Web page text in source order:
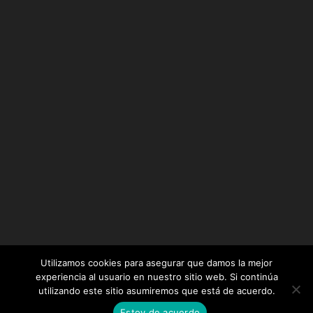
Diseñado por Elegant Themes| Desarrollado por
Utilizamos cookies para asegurar que damos la mejor
experiencia al usuario en nuestro sitio web. Si continúa
utilizando este sitio asumiremos que está de acuerdo.